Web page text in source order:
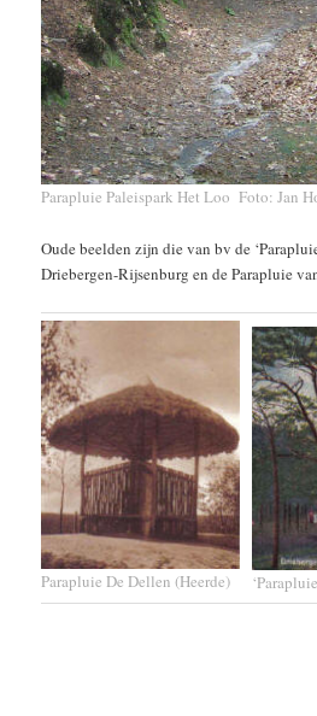
Parapluie Paleispark Het Loo Foto: Jan
Oude beelden zijn die van bv de
Driebergen-Rijsenburg en de Parapluie
Parapluie De Dellen (Heerde)